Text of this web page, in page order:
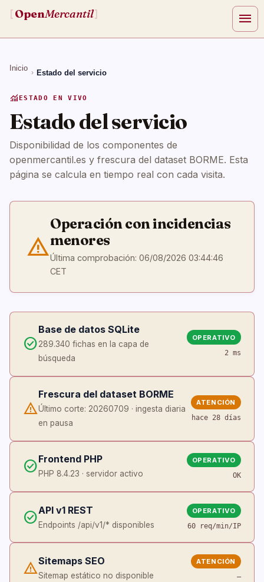
[OpenMercantil] menu
Inicio Estado del servicio
monitoringESTADO EN VIVO
Estado del servicio
Disponibilidad de los componentes de
openmercantil.es y frescura del dataset BORME. Esta
página se calcula en tiempo real con cada visita.
warning
Operación con incidencias
menores
Última comprobación: 06/08/2026 03:44:46
CET
check_circle
Base de datos SQLite
289.340 fichas en la capa de
búsqueda
OPERATIVO
2 ms
warning
Frescura del dataset BORME
Último corte: 20260709 · ingesta diaria
en pausa
ATENCIÓN
hace 28 días
check_circleFrontend PHP
PHP 8.4.23 · servidor activo
OPERATIVO
OK
check_circleAPI v1 REST
Endpoints /api/v1/* disponibles
OPERATIVO
60 req/min/IP
warningSitemaps SEO
Sitemap estático no disponible
ATENCIÓN
—